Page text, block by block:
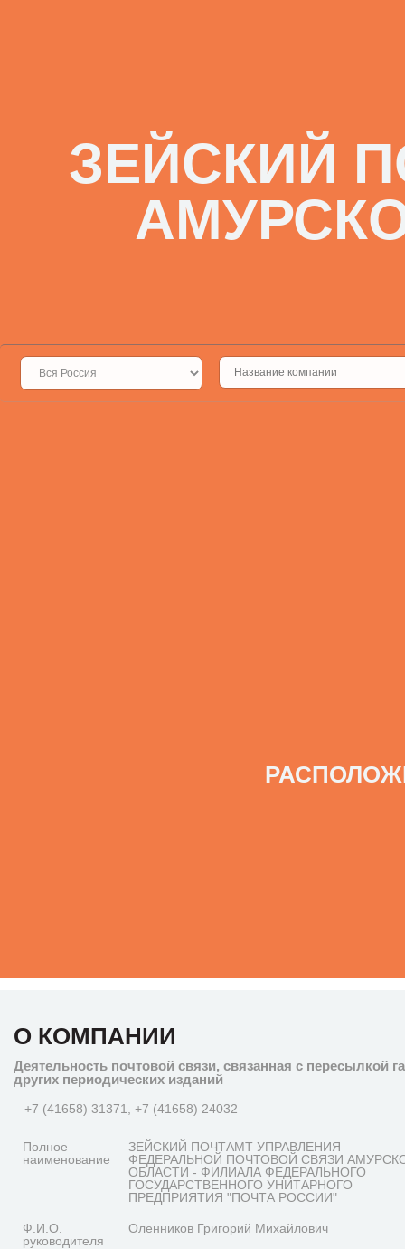
ЗЕЙСКИЙ
О КОМПАНИИ
Деятельность почтовой связи, связанная с пересылкой
других периодических изданий
+7 (41658) 31371, +7 (41658) 24032
Полное
наименование
ЗЕЙСКИЙ ПОЧТАМТ УПРАВЛЕНИЯ
ФЕДЕРАЛЬНОЙ ПОЧТОВОЙ СВЯЗИ
ОБЛАСТИ - ФИЛИАЛА ФЕДЕРАЛЬНОГО
ГОСУДАРСТВЕННОГО УНИТАРНОГО
ПРЕДПРИЯТИЯ "ПОЧТА РОССИИ"
Ф.И.О.
руководителя
Оленников Григорий Михайлович